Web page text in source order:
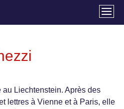
Liechtenstein. Après des
lettres à Vienne et à Paris, elle